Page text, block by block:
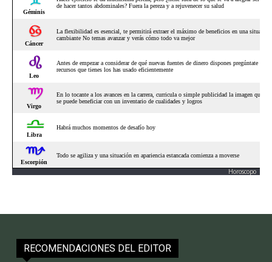
Horoscopo
RECOMENDACIONES DEL EDITOR